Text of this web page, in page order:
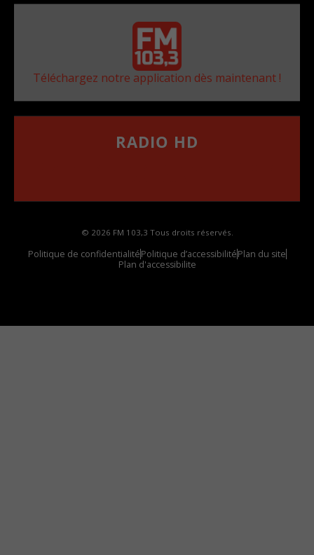
Téléchargez notre application dès maintenant !
RADIO HD
© 2026 FM 103,3 Tous droits réservés.
Politique de confidentialitéPolitique d’accessibilitéPlan du site
Plan d'accessibilite